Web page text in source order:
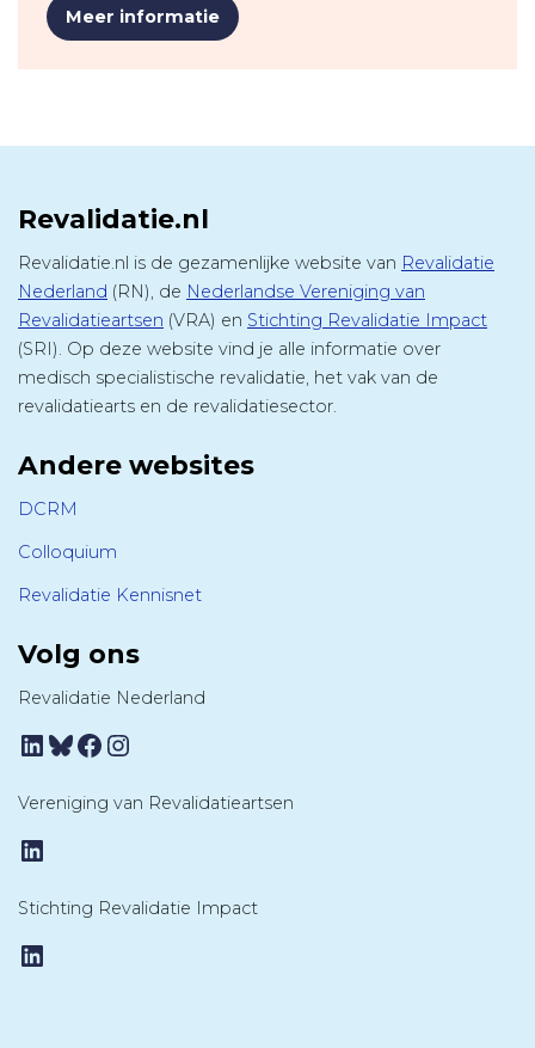
Meer informatie
Revalidatie.nl
Revalidatie.nl is de gezamenlijke website van Revalidatie
Nederland (RN), de Nederlandse Vereniging van
Revalidatieartsen (VRA) en Stichting Revalidatie Impact
(SRI). Op deze website vind je alle informatie over
medisch specialistische revalidatie, het vak van de
revalidatiearts en de revalidatiesector.
Andere websites
DCRM
Colloquium
Revalidatie Kennisnet
Volg ons
Revalidatie Nederland
LinkedIn
Bluesky
Facebook
Instagram
Vereniging van Revalidatieartsen
LinkedIn
Stichting Revalidatie Impact
LinkedIn